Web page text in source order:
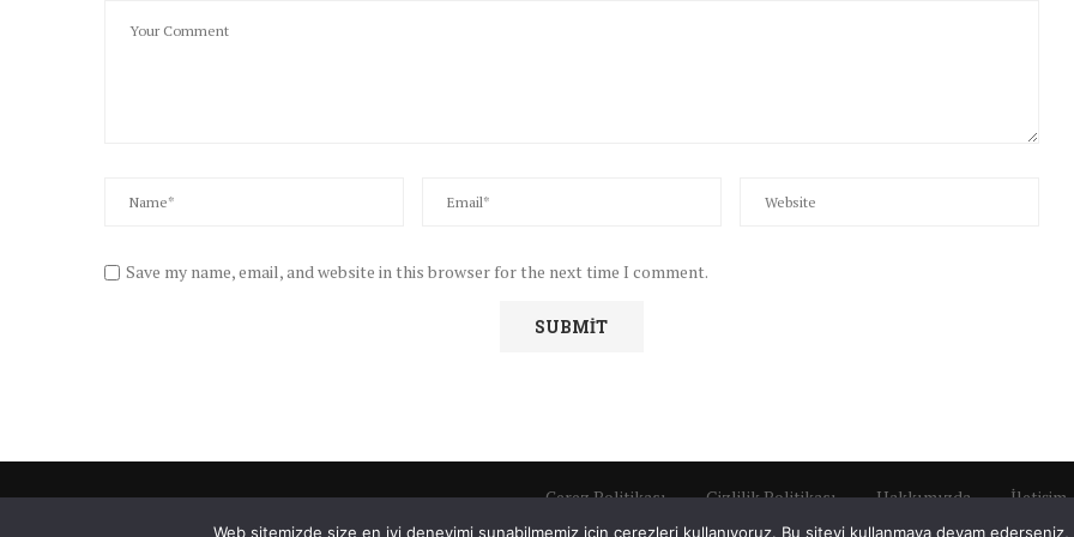
Save my name, email, and website in this browser for the next time I comment.
Çerez Politikası Gizlilik Politikası Hakkımızda İletişim
Web sitemizde size en iyi deneyimi sunabilmemiz için çerezleri kullanıyoruz. Bu siteyi kullanmaya devam